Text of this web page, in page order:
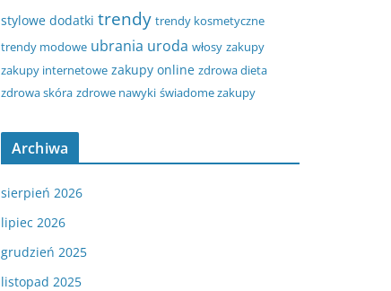
stylowe dodatki trendy trendy kosmetyczne
trendy modowe ubrania uroda włosy zakupy
zakupy internetowe zakupy online zdrowa dieta
zdrowa skóra zdrowe nawyki świadome zakupy
Archiwa
sierpień 2026
lipiec 2026
grudzień 2025
listopad 2025